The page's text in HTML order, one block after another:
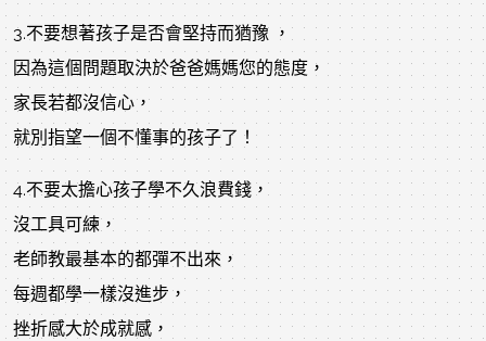
3.不要想著孩子是否會堅持而猶豫 ，
因為這個問題取決於爸爸媽媽您的態度，
家長若都沒信心，
就別指望一個不懂事的孩子了！
4.不要太擔心孩子學不久浪費錢，
沒工具可練，
老師教最基本的都彈不出來，
每週都學一樣沒進步，
挫折感大於成就感，